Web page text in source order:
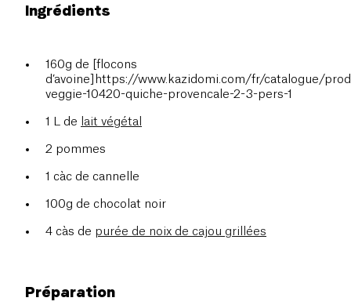
Ingrédients
160g de [flocons
d’avoine]https://www.kazidomi.com/fr/catalogue/
veggie-10420-quiche-provencale-2-3-pers-1
1 L de lait végétal
2 pommes
1 càc de cannelle
100g de chocolat noir
4 càs de purée de noix de cajou grillées
Préparation